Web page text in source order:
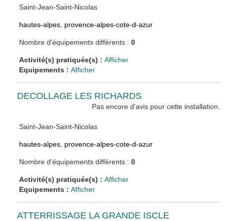
Saint-Jean-Saint-Nicolas
hautes-alpes provence-alpes-cote-d-azur
Nombre d'équipements différents :0
Activité(s) pratiquée(s) :Afficher
Equipements :Afficher
DECOLLAGE LES RICHARDS
Pas encore d'avis pour cette installation.
Saint-Jean-Saint-Nicolas
hautes-alpes provence-alpes-cote-d-azur
Nombre d'équipements différents :0
Activité(s) pratiquée(s) :Afficher
Equipements :Afficher
ATTERRISSAGE LA GRANDE ISCLE